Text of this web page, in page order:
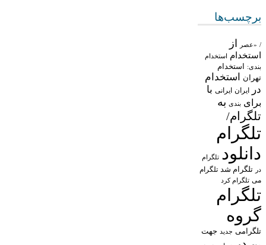
برچسب‌ها
/ «عصر از
استخدام استخدام
بندی: استخدام
تهران
استخدام
در
ایران ایرانی با
برای بندی به
تلگرام/
تلگرام
دانلود تلگرام
در تلگرام شد تلگرام
می تلگرام کرد
تلگرام
گروه
تلگرامی جدید جهت